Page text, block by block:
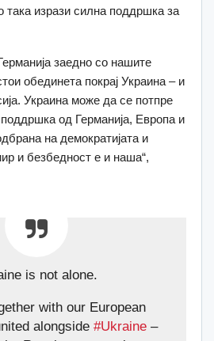
така изрази силна поддршка за
заедно со нашите
обединета покрај Украина – и
Украина може да се потпре
од Германија, Европа и
на демократијата и
и безбедност е и наша“,
is not alone.
with our European
alongside #Ukraine –